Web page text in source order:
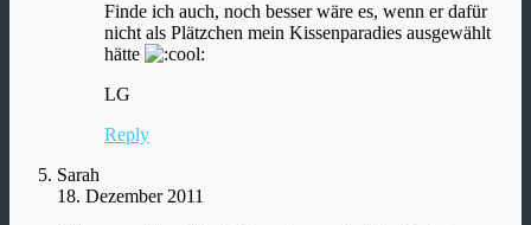
Finde ich auch, noch besser wäre es, wenn er dafür
nicht als Plätzchen mein Kissenparadies ausgewählt
hätte
LG
Reply
Sarah
18. Dezember 2011